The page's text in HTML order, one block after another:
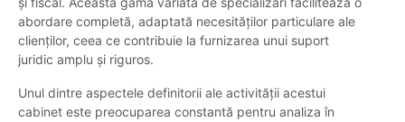
abordare completă, adaptată necesităților particulare ale
clienților, ceea ce contribuie la furnizarea unui suport
juridic amplu și riguros.
Unul dintre aspectele definitorii ale activității acestui
cabinet este preocuparea constantă pentru analiza în